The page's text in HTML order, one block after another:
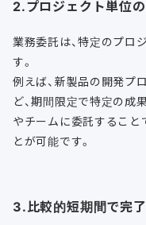
2.プロジェクト単位
業務委託は、特定のプロ
す。
例えば、新製品の開発プ
ど、期間限定で特定の成
やチームに委託すること
とが可能です。
3.比較的短期間で完